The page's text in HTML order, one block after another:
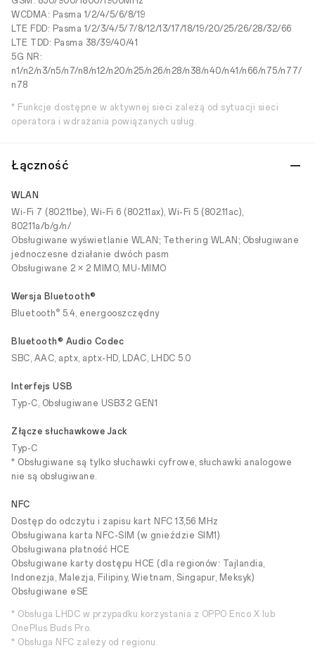
WCDMA: Pasma 1/2/4/5/6/8/19
LTE FDD: Pasma 1/2/3/4/5/7/8/12/13/17/18/19/20/25/26/28/32/66
LTE TDD: Pasma 38/39/40/41
5G NR:
n1/n2/n3/n5/n7/n8/n12/n20/n25/n26/n28/n38/n40/n41/n66/n75/n77/
n78
* Funkcje dostępne w aktywnej sieci zależą od sytuacji sieci
operatora i wdrażania powiązanych usług.
Łączność
WLAN
Wi-Fi 7 (802.11be), Wi-Fi 6 (802.11ax), Wi-Fi 5 (802.11ac),
802.11a/b/g/n/
Obsługiwane wyświetlanie WLAN; Tethering WLAN; Obsługiwane
jednoczesne działanie dwóch pasm
Obsługiwane 2 × 2 MIMO, MU-MIMO
Wersja Bluetooth®
Bluetooth® 5.4, energooszczędny
Bluetooth® Audio Codec
SBC, AAC, aptx, aptx-HD, LDAC, LHDC 5.0
Interfejs USB
Typ-C, Obsługiwane USB3.2 GEN1
Złącze słuchawkowe Jack
Typ-C
* Obsługiwane są tylko słuchawki cyfrowe, słuchawki analogowe
nie są obsługiwane.
NFC
Dostęp do odczytu i zapisu kart NFC 13,56 MHz
Obsługiwana karta NFC-SIM (w gnieździe SIM1)
Obsługiwana płatność HCE
Obsługiwane karty dostępu HCE (dla regionów: Tajlandia,
Indonezja, Malezja, Filipiny, Wietnam, Singapur, Meksyk)
Obsługiwane eSE
* Obsługa LHDC w przypadku korzystania z OPPO Enco X lub
OnePlus Buds Pro.
* Obsługa NFC zależy od regionu.